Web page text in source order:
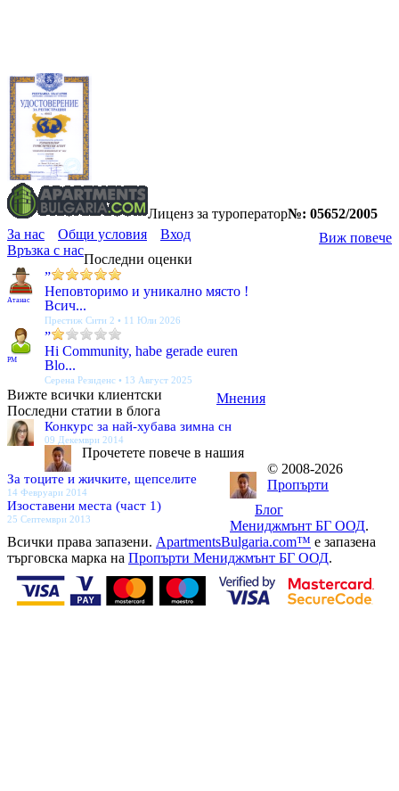
Лиценз за туроператор№: 05652/2005
Виж повече
За нас Общи условия
Вход
Връзка с нас
Последни оценки
Атанас
”
Неповторимо и уникално място !
Всич...
Престиж Сити 2 • 11 Юли 2026
PM
”
Hi Community, habe gerade euren
Blo...
Серена Резиденс • 13 Август 2025
Мнения
Вижте всички клиентски
Последни статии в блога
Конкурс за най-хубава зимна сн
09 Декември 2014
За тоците и жичките, щепселите
14 Февруари 2014
Изоставени места (част 1)
25 Септември 2013
Блог
Прочетете повече в нашия
© 2008-2026
Пропърти
Мениджмънт БГ ООД.
Всички права запазени. ApartmentsBulgaria.com™ е запазена
търговска марка на Пропърти Мениджмънт БГ ООД.